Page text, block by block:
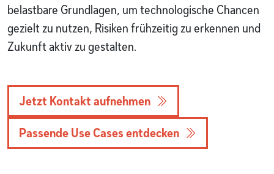
belastbare Grundlagen, um technologische Chancen
gezielt zu nutzen, Risiken frühzeitig zu erkennen und
Zukunft aktiv zu gestalten.
Jetzt Kontakt aufnehmen
Passende Use Cases entdecken